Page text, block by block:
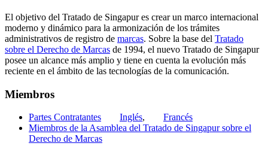
El objetivo del Tratado de Singapur es crear un marco internacional
moderno y dinámico para la armonización de los trámites
administrativos de registro de marcas. Sobre la base del Tratado
sobre el Derecho de Marcas de 1994, el nuevo Tratado de Singapur
posee un alcance más amplio y tiene en cuenta la evolución más
reciente en el ámbito de las tecnologías de la comunicación.
Miembros
Partes Contratantes Inglés,
Francés
Miembros de la Asamblea del Tratado de Singapur sobre el
Derecho de Marcas